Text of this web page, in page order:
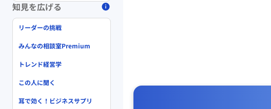
知見を広げる
リーダーの挑戦
みんなの相談室Premium
トレンド経営学
この人に聞く
耳で効く！ビジネスサプリ